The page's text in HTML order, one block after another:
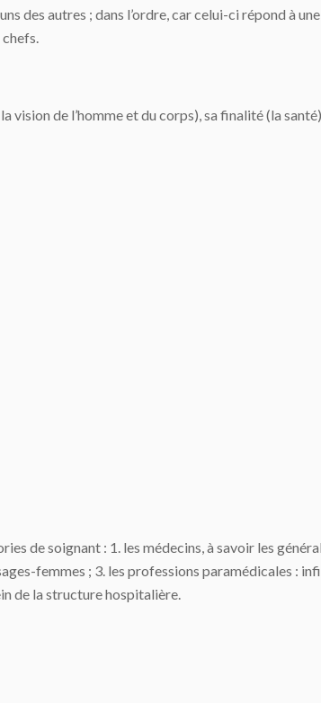
des autres ; dans l’ordre, car celui-ci répond à
vision de l’homme et du corps), sa finalité (la
de soignant : 1. les médecins, à savoir les
femmes ; 3. les professions paramédicales :
de la structure hospitalière.